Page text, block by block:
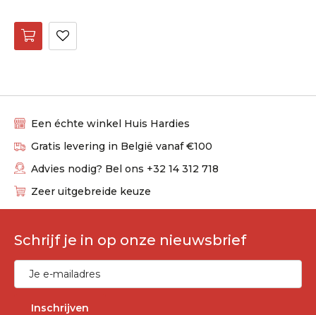
Een échte winkel Huis Hardies
Gratis levering in België vanaf €100
Advies nodig? Bel ons +32 14 312 718
Zeer uitgebreide keuze
Schrijf je in op onze nieuwsbrief
Inschrijven